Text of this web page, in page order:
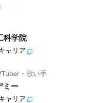
科学院
ャリア
・歌い手
ミー
ャリア